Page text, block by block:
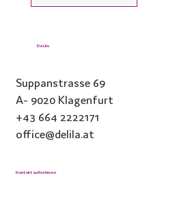
DeLila
Suppanstrasse 69
A- 9020 Klagenfurt
+43 664 2222171
office@delila.at
Kontakt aufnehmen